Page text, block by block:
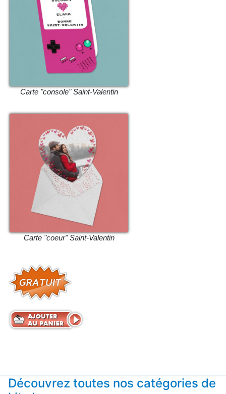
Carte "console" Saint-Valentin
Carte "coeur" Saint-Valentin
Découvrez toutes nos catégories de